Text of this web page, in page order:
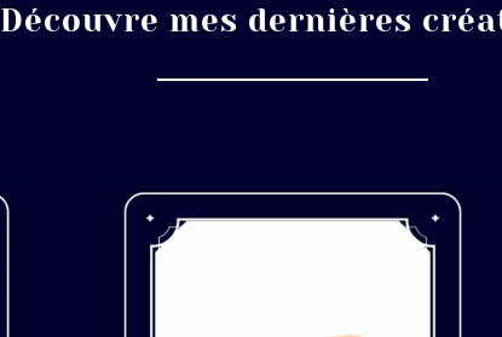
Découvre mes dernières